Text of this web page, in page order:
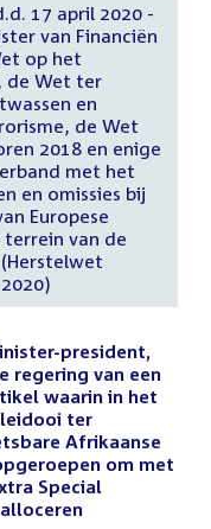
17 april 2020 -
van Financiën
op het
de Wet ter
en
de Wet
met het
en omissies bij
Europese
van de
president,
regering van een
waarin in het
ter
Afrikaanse
om met
Special